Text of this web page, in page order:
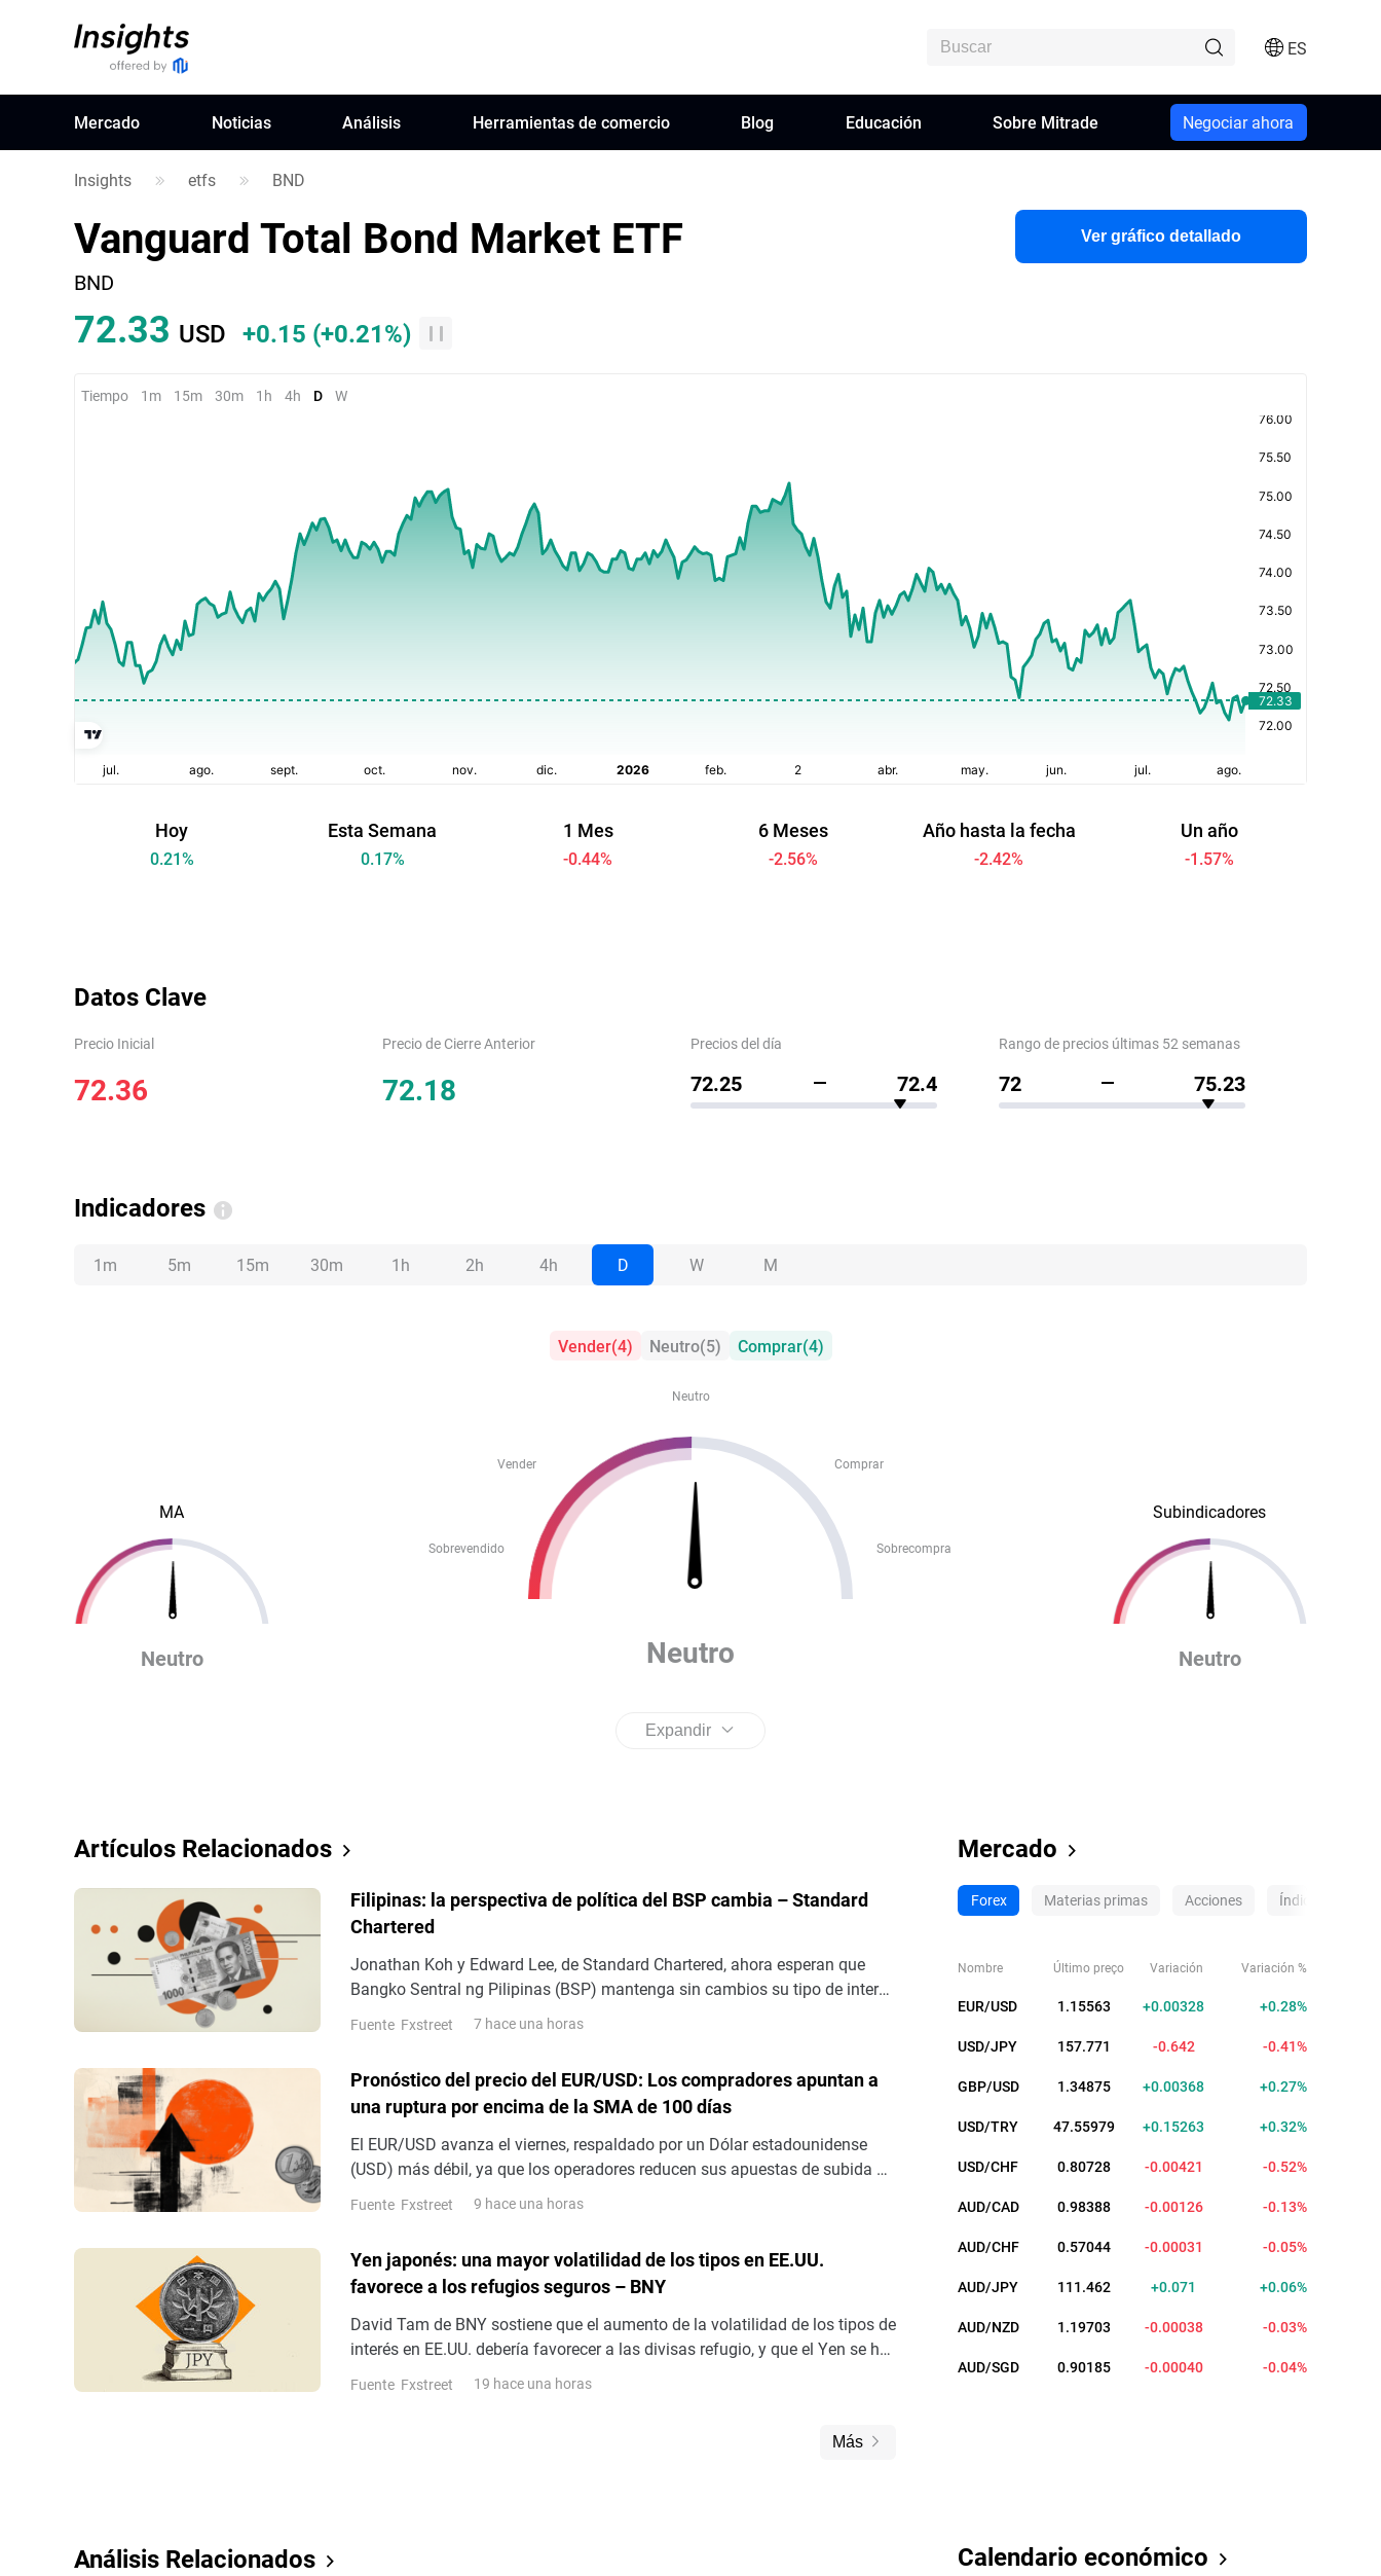
ES
Mercado Noticias Análisis Herramientas de comercio Blog Educación Sobre Mitrade Negociar ahora
Insights etfs BND
Vanguard Total Bond Market ETF Ver gráfico detallado
BND
72.33 USD +0.15 (+0.21%)
Tiempo 1m 15m 30m 1h 4h D W
Hoy
0.21%
Esta Semana
0.17%
1 Mes
-0.44%
6 Meses
-2.56%
Año hasta la fecha
-2.42%
Un año
-1.57%
Datos Clave
Precio Inicial Precio de Cierre Anterior Precios del día Rango de precios últimas 52 semanas
72.36 72.18 72.25 72.4 72 75.23
Indicadores
1m 5m 15m 30m 1h 2h 4h D W M
Vender(4) Neutro(5) Comprar(4)
MA
Neutro
Neutro
Vender Comprar
Sobrevendido Sobrecompra
Neutro
Subindicadores
Neutro
Expandir
Artículos Relacionados
Filipinas: la perspectiva de política del BSP cambia – Standard
Chartered
Jonathan Koh y Edward Lee, de Standard Chartered, ahora esperan que
Bangko Sentral ng Pilipinas (BSP) mantenga sin cambios su tipo de interés
oficial en la reunión del 27 de agosto, abandonando una subida proyectada
anteriormente
Fuente Fxstreet 7 hace una horas
Pronóstico del precio del EUR/USD: Los compradores apuntan a
una ruptura por encima de la SMA de 100 días
El EUR/USD avanza el viernes, respaldado por un Dólar estadounidense
(USD) más débil, ya que los operadores reducen sus apuestas de subida de
tasas de la Reserva Federal (Fed) tras un decepcionante informe de
Nóminas no Agrícolas (NFP) de EE.UU. Al momento de escribir, el par cotiza
Fuente Fxstreet 9 hace una horas
Yen japonés: una mayor volatilidad de los tipos en EE.UU.
favorece a los refugios seguros – BNY
David Tam de BNY sostiene que el aumento de la volatilidad de los tipos de
interés en EE.UU. debería favorecer a las divisas refugio, y que el Yen se ha
beneficiado históricamente de episodios de este tipo. Las fuertes
posiciones cortas especulativas en JPY añaden otro catalizador, ya que
Fuente Fxstreet 19 hace una horas
Más
Mercado
Forex Materias primas Acciones Índices
Nombre Último preço Variación Variación %
EUR/USD 1.15563 +0.00328 +0.28%
USD/JPY 157.771 -0.642 -0.41%
GBP/USD 1.34875 +0.00368 +0.27%
USD/TRY 47.55979 +0.15263 +0.32%
USD/CHF 0.80728 -0.00421 -0.52%
AUD/CAD 0.98388 -0.00126 -0.13%
AUD/CHF 0.57044 -0.00031 -0.05%
AUD/JPY 111.462 +0.071 +0.06%
AUD/NZD 1.19703 -0.00038 -0.03%
AUD/SGD 0.90185 -0.00040 -0.04%
Análisis Relacionados Calendario económico